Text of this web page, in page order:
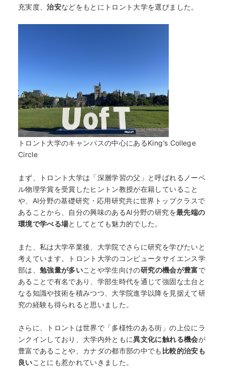
充実度、治安などをもとにトロント大学を選びました。
トロント大学のキャンパスの中心にあるKing’s College
Circle
まず、トロント大学は「深層学習の父」と呼ばれるノーベ
ル物理学賞を受賞したヒントン教授が在籍していること
や、AI分野の基礎研究・応用研究共に世界トップクラスで
あることから、自分の興味のあるAI分野の研究を最先端の
環境で学べる場としてとても魅力的でした。
また、私は大学卒業後、大学院でさらに研究を学びたいと
考えています。トロント大学のコンピュータサイエンス学
部は、 勉強量が多いことや学生向けの研究の機会が豊富で
あることで有名であり、学部生時代を通じて強固な土台と
なる知識や技術を積みつつ、大学院進学以降を見据えて研
究の経験も得られると思いました。
さらに、トロントは世界で「多様性のある街」の上位にラ
ンクインしており、大学内外ともに異文化に触れる機会が
豊富であることや、カナダの都市部の中でも 比較的治安も
良いことにも惹かれていきました。